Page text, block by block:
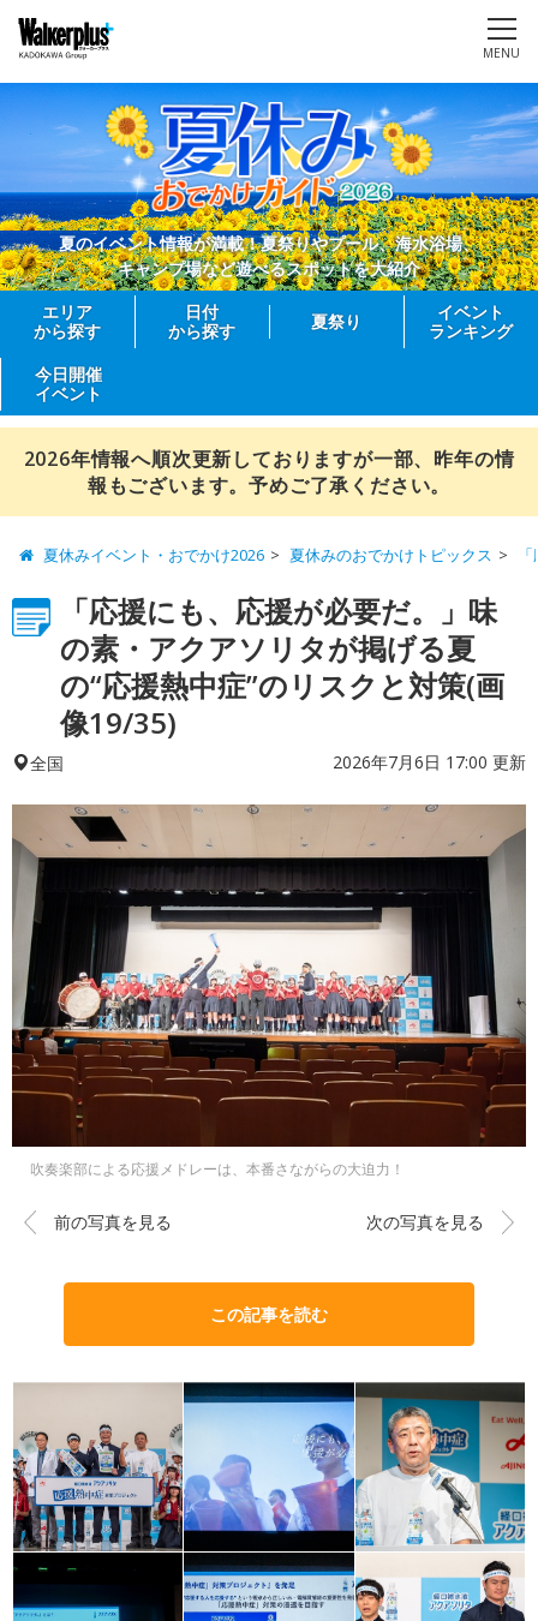
MENU
夏のイベント情報が満載！夏祭りやプール、海水浴場、
キャンプ場など遊べるスポットを大紹介
エリア
から探す
日付
から探す
夏祭り
イベント
ランキング
今日開催
イベント
2026年情報へ順次更新しておりますが一部、昨年の情
報もございます。予めご了承ください。
夏休みイベント・おでかけ2026 夏休みのおでかけトピックス
「応援にも、応援が必要だ。」味
の素・アクアソリタが掲げる夏
の“応援熱中症”のリスクと対策(画
像19/35)
全国 2026年7月6日 17:00 更新
吹奏楽部による応援メドレーは、本番さながらの大迫力！
前の写真を見る 次の写真を見る
この記事を読む